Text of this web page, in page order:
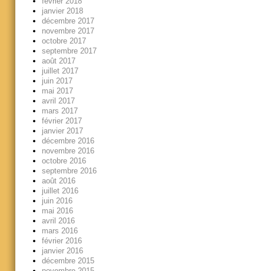
janvier 2018
décembre 2017
novembre 2017
octobre 2017
septembre 2017
août 2017
juillet 2017
juin 2017
mai 2017
avril 2017
mars 2017
février 2017
janvier 2017
décembre 2016
novembre 2016
octobre 2016
septembre 2016
août 2016
juillet 2016
juin 2016
mai 2016
avril 2016
mars 2016
février 2016
janvier 2016
décembre 2015